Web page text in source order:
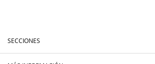
SECCIONES